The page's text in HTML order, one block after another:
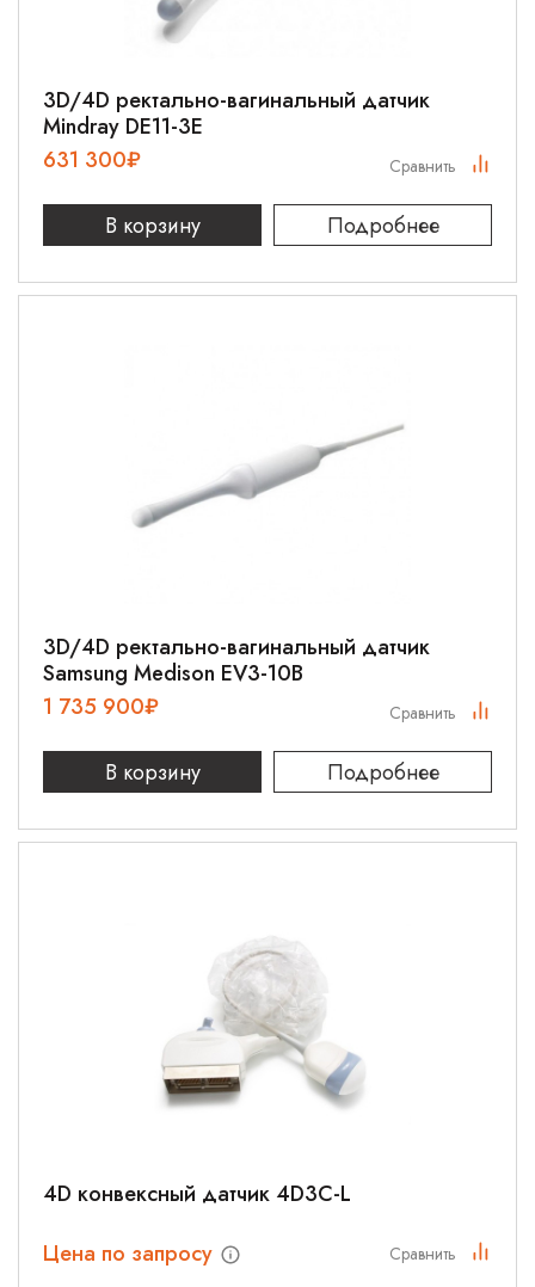
3D/4D ректально-вагинальный датчик
Mindray DE11-3E
631 300₽
В корзину Подробнее
Сравнить
3D/4D ректально-вагинальный датчик
Samsung Medison EV3-10B
1 735 900₽
В корзину Подробнее
Сравнить
4D конвексный датчик 4D3C-L
Цена по запросу
Сравнить